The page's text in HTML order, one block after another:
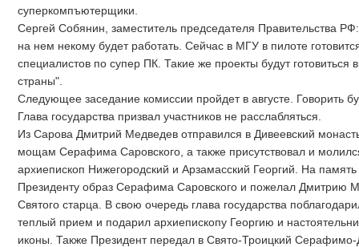
суперкомпъютерщики.
Сергей Собянин, заместитель председателя Правительства
на нем некому будет работать. Сейчас в МГУ в пилоте
специалистов по супер ПК. Такие же проекты будут готовиться
страны".
Следующее заседание комиссии пройдет в августе. Говорить
Глава государства призвал участников не расслабляться.
Из Сарова Дмитрий Медведев отправился в Дивеевский
мощам Серафима Саровского, а также присутствовал и
архиепископ Нижегородский и Арзамасский Георгий. На
Президенту образ Серафима Саровского и пожелал Дмитрию
Святого старца. В свою очередь глава государства
теплый прием и подарил архиепископу Георгию и
иконы. Также Президент передал в Свято-Троицкий Серафимо-